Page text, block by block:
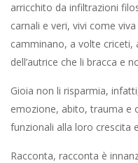
arricchito da infiltrazioni
carnali e veri, vivi come
camminano, a volte criceti,
dell’autrice che li bracca e
Gioia non li risparmia,
emozione, abito, trauma e
funzionali alla loro crescita
Racconta, racconta è